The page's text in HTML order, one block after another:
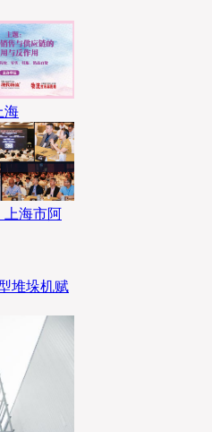
丝箱在运输、转弯行驶
外在丝箱取放点位设置了
该项目的精度要求。
人工不正确操作引起AGV
传感器用于检测丝箱在货
许AGV进入行驶状态。
马”智能充电系统，并为
间断作业，保证产线的稳定
海
上海市阿
堆垛机赋